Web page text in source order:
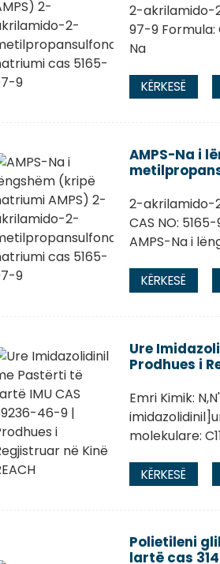
2-akrilamido-
97-9 Formula:
Na
KËRKESË
AMPS-Na i
2-akrilamido-
CAS NO:
AMPS-Na i
KËRKESË
Ure
Prodhues i
Emri Kimik:
molekulare:
KËRKESË
Polietileni
lartë cas